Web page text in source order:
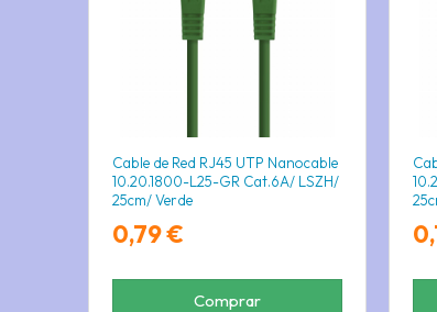
Cable de Red RJ45 UTP Nanocable
10.20.1800-L25-GR Cat.6A/ LSZH/
25cm/ Verde
0,79 €
Comprar